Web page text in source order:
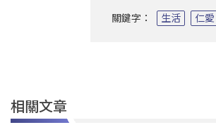
關鍵字： 生活 仁愛
相關文章